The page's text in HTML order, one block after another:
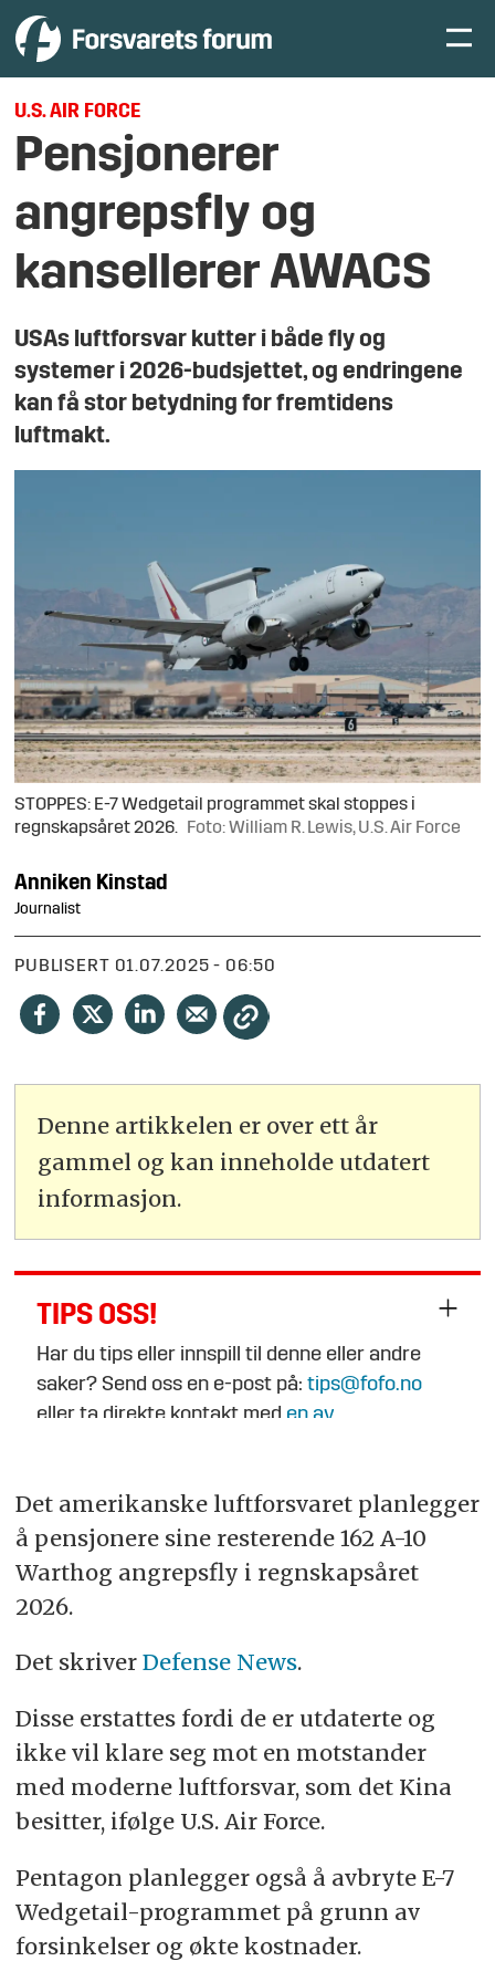
U.S. AIR FORCE
Pensjonerer
angrepsfly og
kansellerer AWACS
USAs luftforsvar kutter i både fly og
systemer i 2026-budsjettet, og endringene
kan få stor betydning for fremtidens
luftmakt.
STOPPES: E-7 Wedgetail programmet skal stoppes i
regnskapsåret 2026.
Foto: William R. Lewis, U.S. Air Force
Anniken Kinstad
Journalist
PUBLISERT 01.07.2025 - 06:50
Denne artikkelen er over ett år
gammel og kan inneholde utdatert
informasjon.
TIPS OSS!
Har du tips eller innspill til denne eller andre
saker? Send oss en e-post på:tips@fofo.no
eller ta direkte kontakt med en av
Det amerikanske luftforsvaret planlegger
å pensjonere sine resterende 162 A-10
Warthog angrepsfly i regnskapsåret
2026.
Det skriver Defense News.
Disse erstattes fordi de er utdaterte og
ikke vil klare seg mot en motstander
med moderne luftforsvar, som det Kina
besitter, ifølge U.S. Air Force.
Pentagon planlegger også å avbryte E-7
Wedgetail-programmet på grunn av
forsinkelser og økte kostnader.